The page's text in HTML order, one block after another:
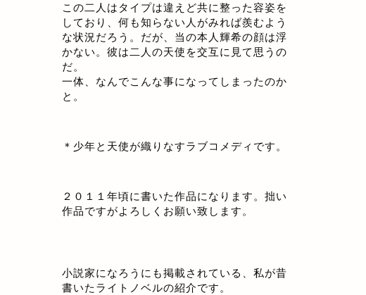
この二人はタイプは違えど共に整った容姿を
しており、何も知らない人がみれば羨むよう
な状況だろう。だが、当の本人輝希の顔は浮
かない。彼は二人の天使を交互に見て思うの
だ。
一体、なんでこんな事になってしまったのか
と。
＊少年と天使が織りなすラブコメディです。
２０１１年頃に書いた作品になります。拙い
作品ですがよろしくお願い致します。
小説家になろうにも掲載されている、私が昔
書いたライトノベルの紹介です。